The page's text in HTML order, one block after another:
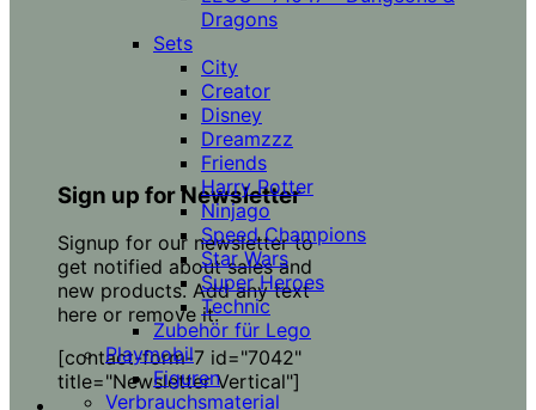
Sign up for Newsletter
Signup for our newsletter to
get notified about sales and
new products. Add any text
here or remove it.
[contact-form-7 id="7042"
title="Newsletter Vertical"]
Dragons
Sets
City
Creator
Disney
Dreamzzz
Friends
Harry Potter
Ninjago
Speed Champions
Star Wars
Super Heroes
Technic
Zubehör für Lego
Playmobil
Figuren
Verbrauchsmaterial